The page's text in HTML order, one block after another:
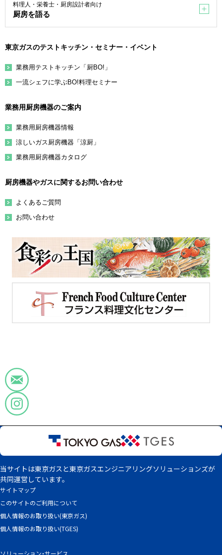
料理人・栄養士・厨房設計者向け
厨房を語る
東京ガスのテストキッチン・セミナー・イベント
業務用テストキッチン「厨BO!」
一流シェフに学ぶBO!料理セミナー
業務用厨房機器のご案内
業務用厨房機器情報
涼しいガス厨房機器「涼厨」
業務用厨房機器カタログ
厨房機器やガスに関するお問い合わせ
よくあるご質問
お問い合わせ
サイトマップ
このサイトのご利用について
個人情報のお取り扱い(東京ガス)
個人情報のお取り扱い(TGES)
ソリューション・サービス
当サイトは東京ガスと東京ガスエンジニアリングソリューションズが
共同運営しています。